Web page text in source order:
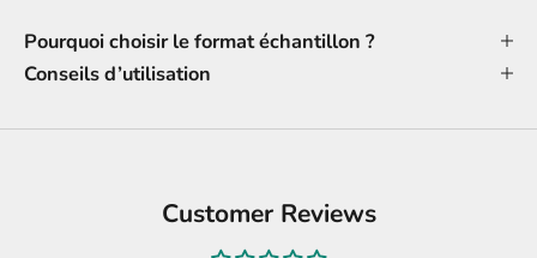
Pourquoi choisir le format échantillon ?
Conseils d’utilisation
Customer Reviews